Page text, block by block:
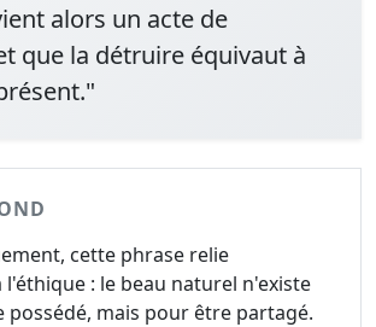
alors un acte de
que la détruire équivaut à
cette phrase relie
l'éthique : le beau naturel n'existe
possédé, mais pour être partagé.